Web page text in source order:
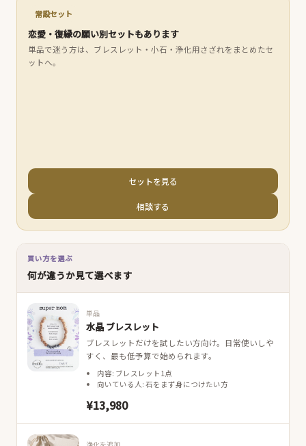
常設セット
恋愛・復縁の願い別セットもあります
単品で迷う方は、ブレスレット・小石・浄化用さざれをまとめたセ
ットへ。
セットを見る
相談する
買い方を選ぶ
何が違うか見て選べます
単品
水晶 ブレスレット
ブレスレットだけを試したい方向け。日常使いしや
すく、最も低予算で始められます。
内容: ブレスレット1点
向いている人: 石をまず身につけたい方
¥13,980